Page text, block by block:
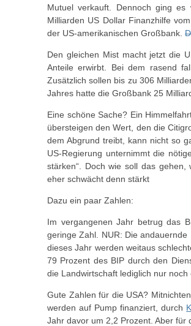
Mutuel verkauft. Dennoch ging
Milliarden US Dollar Finanzhilfe
der US-amerikanischen Großbank.
Den gleichen Mist macht jetzt die
Anteile erwirbt. Bei dem rasend
Zusätzlich sollen bis zu 306
Jahres hatte die Großbank 25
Eine schöne Sache? Ein
übersteigen den Wert, den die
dem Abgrund treibt, kann nicht so
US-Regierung unternimmt die
stärken“. Doch wie soll das
eher schwächt denn stärkt
Dazu ein paar Zahlen:
Im vergangenen Jahr betrug das
geringe Zahl. NUR: Die
dieses Jahr werden weitaus
79 Prozent des BIP durch den
die Landwirtschaft lediglich nur noch
Gute Zahlen für die USA?
werden auf Pump finanziert, durch
Jahr davor um 2,2 Prozent. Aber für